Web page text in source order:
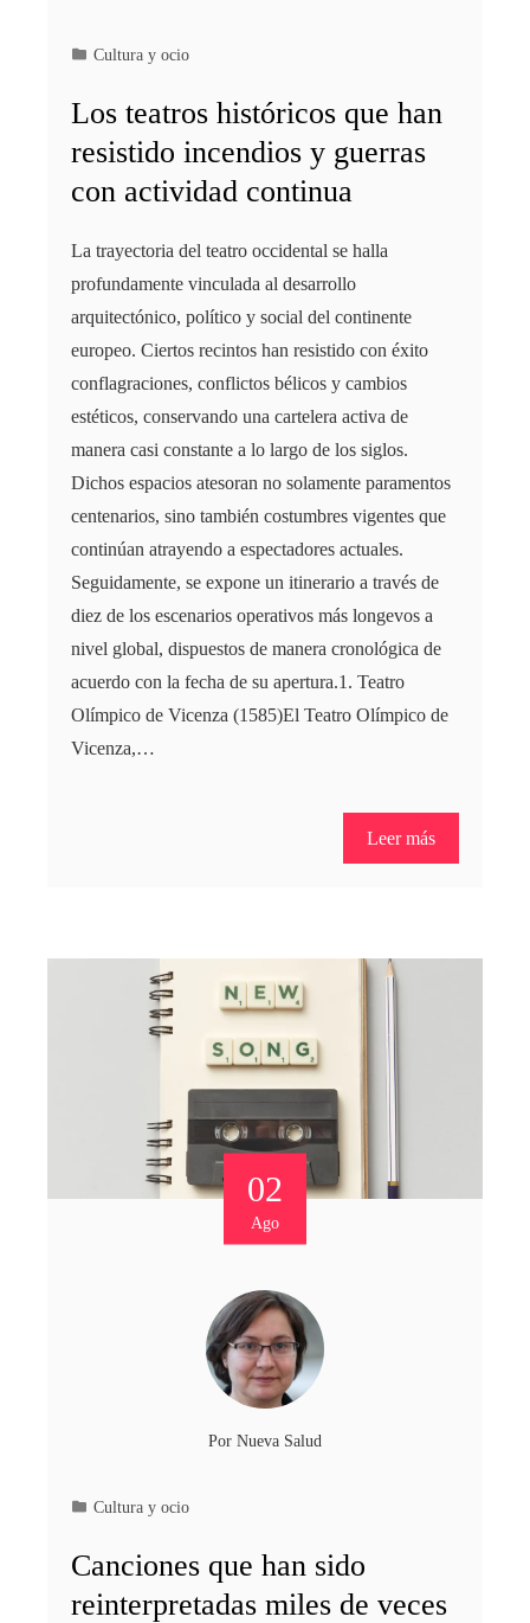
Cultura y ocio
Los teatros históricos que han
resistido incendios y guerras
con actividad continua
La trayectoria del teatro occidental se halla
profundamente vinculada al desarrollo
arquitectónico, político y social del continente
europeo. Ciertos recintos han resistido con éxito
conflagraciones, conflictos bélicos y cambios
estéticos, conservando una cartelera activa de
manera casi constante a lo largo de los siglos.
Dichos espacios atesoran no solamente paramentos
centenarios, sino también costumbres vigentes que
continúan atrayendo a espectadores actuales.
Seguidamente, se expone un itinerario a través de
diez de los escenarios operativos más longevos a
nivel global, dispuestos de manera cronológica de
acuerdo con la fecha de su apertura.1. Teatro
Olímpico de Vicenza (1585)El Teatro Olímpico de
Vicenza,…
Leer más
02
Ago
Por Nueva Salud
Cultura y ocio
Canciones que han sido
reinterpretadas miles de veces